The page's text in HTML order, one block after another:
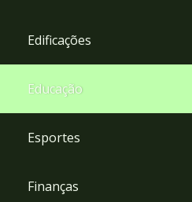
Edificações
Educação
Esportes
Finanças